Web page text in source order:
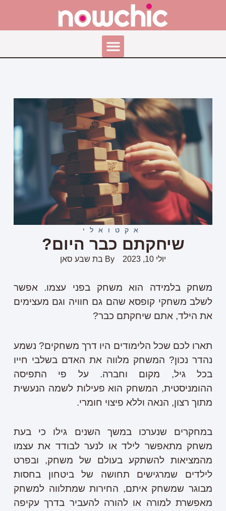
אקטואלי
שיחקתם כבר היום?
יולי 10, 2023 By בת שבע סאן
משחק בלמידה הוא משחק בפני עצמו. אפשר
לשלב משחקי קופסא שהם גם חוויה וגם מעצימים
את הילד, אתם שיחקתם כבר?
תארו לכם שכל הלימודים היו דרך משחקים? נשמע
נהדר נכון? המשחק מלווה את האדם בשלבי חייו
בכל גיל, מקום וחברה. על פי התפיסה
ההומניסטית, המשחק הוא פעילות לשמה הנעשית
מתוך רצון, הנאה וללא פיצוי חומרי.
במחקרים שנערכו במשך השנים גילו כי בעת
משחק מתאפשר לילד או לנער לבודד את עצמו
מהמציאות להשתקע בעולם של משחק, ובפרט
לילדים שמרגישים תחושה של ביטחון בחסות
מבוגר שמשחק איתם, החירות שמתלווה למשחק
מאפשרת למורה או להורה להעביר בדרך עקיפה